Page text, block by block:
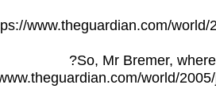
www.theguardian.com/world/
So, Mr Bremer,
world/